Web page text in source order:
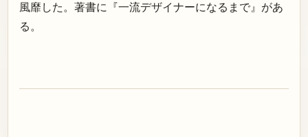
風靡した。著書に『一流デザイナーになるまで』があ
る。